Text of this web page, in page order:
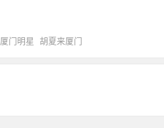
厦门明星 胡夏来厦门